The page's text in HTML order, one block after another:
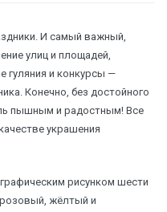
И самый важный,
улиц и площадей,
гуляния и конкурсы —
Конечно, без достойного
пышным и радостным! Все
украшения
рисунком шести
жёлтый и